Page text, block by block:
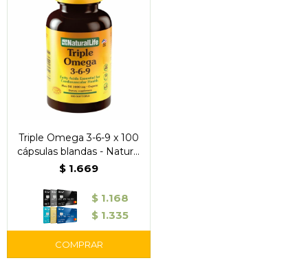
Triple Omega 3-6-9 x 100
cápsulas blandas - Natural
Life
$ 1.669
$ 1.168
$ 1.335